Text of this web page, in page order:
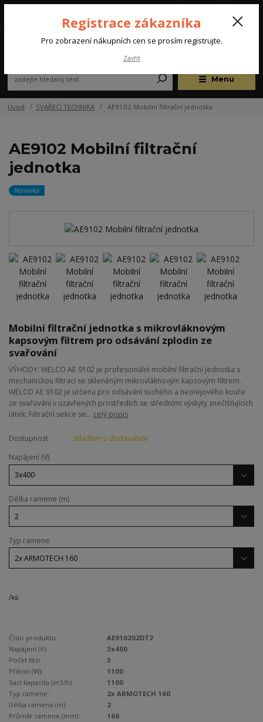
Menu
(Po-Pá, 07:00-15:30 hod.)
Úvod SVÁŘECÍ TECHNIKA AE9102 Mobilní filtrační jednotka
AE9102 Mobilní filtrační
jednotka
Novinka
Mobilní filtrační jednotka s mikrovláknovým
kapsovým filtrem pro odsávání zplodin ze
svařování
VÝHODY: WELCO AE 9102 je profesionální mobilní filtrační jednotka s
mechanickou filtrací se skleněným mikrovláknovým kapsovým filtrem.
WELCO AE 9102 je určena pro odsávání suchého a neolejového kouře
ze svařování v uzavřených prostředích se středními výskyty znečišťujících
látek. Filtrační sekce se... celý popis
Dostupnost
skladem u dodavatele
Napájení (V)
Délka ramene (m)
Typ ramene
/ks
Číslo produktu:
AE910202DT2
Napájení (V):
3x400
Počet fází:
3
Příkon (W):
1100
Sací kapacita (m3/h):
1100
Typ ramene:
2x ARMOTECH 160
Délka ramene (m):
2
Průměr ramene (mm):
160
Registrace zákazníka
Pro zobrazení nákupních cen se prosím registrujte.
Zavřít